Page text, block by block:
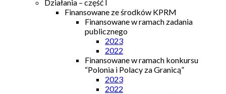
Działania – część I
Finansowane ze środków KPRM
Finansowane w ramach zadania
publicznego
2023
2022
Finansowane w ramach konkursu
“Polonia i Polacy za Granicą”
2023
2022